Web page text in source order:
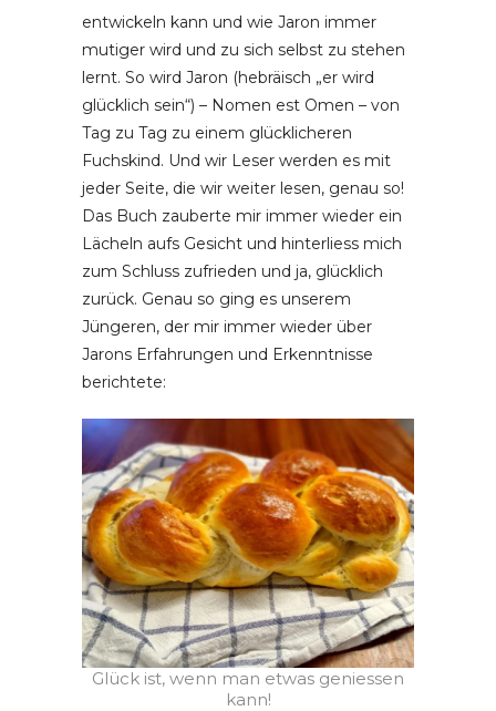
entwickeln kann und wie Jaron immer
mutiger wird und zu sich selbst zu stehen
lernt. So wird Jaron (hebräisch „er wird
glücklich sein“) – Nomen est Omen – von
Tag zu Tag zu einem glücklicheren
Fuchskind. Und wir Leser werden es mit
jeder Seite, die wir weiter lesen, genau so!
Das Buch zauberte mir immer wieder ein
Lächeln aufs Gesicht und hinterliess mich
zum Schluss zufrieden und ja, glücklich
zurück. Genau so ging es unserem
Jüngeren, der mir immer wieder über
Jarons Erfahrungen und Erkenntnisse
berichtete:
Glück ist, wenn man etwas geniessen
kann!